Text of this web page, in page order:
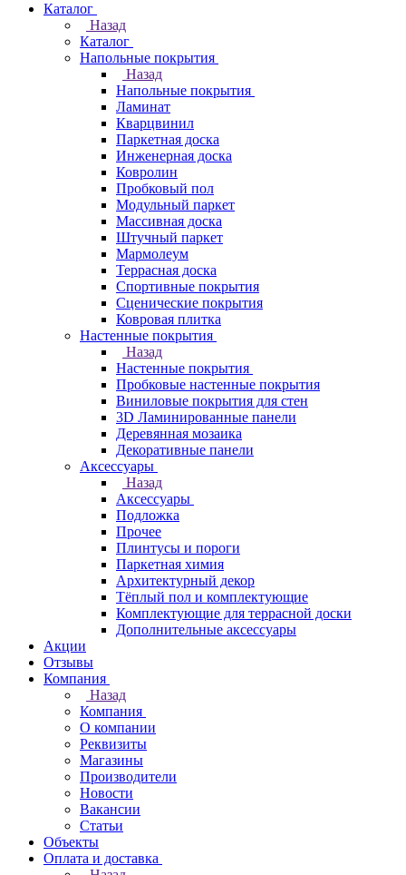
Каталог
Назад
Каталог
Напольные покрытия
Назад
Напольные покрытия
Ламинат
Кварцвинил
Паркетная доска
Инженерная доска
Ковролин
Пробковый пол
Модульный паркет
Массивная доска
Штучный паркет
Мармолеум
Террасная доска
Спортивные покрытия
Сценические покрытия
Ковровая плитка
Настенные покрытия
Назад
Настенные покрытия
Пробковые настенные покрытия
Виниловые покрытия для стен
3D Ламинированные панели
Деревянная мозаика
Декоративные панели
Аксессуары
Назад
Аксессуары
Подложка
Прочее
Плинтусы и пороги
Паркетная химия
Архитектурный декор
Тёплый пол и комплектующие
Комплектующие для террасной доски
Дополнительные аксессуары
Акции
Отзывы
Компания
Назад
Компания
О компании
Реквизиты
Магазины
Производители
Новости
Вакансии
Статьи
Объекты
Оплата и доставка